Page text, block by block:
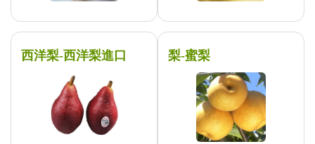
西洋梨-西洋梨進口 梨-蜜梨